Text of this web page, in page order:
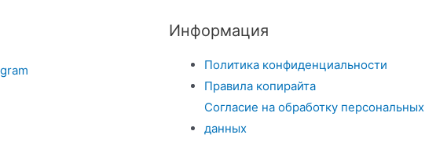
Информация
Политика конфиденциальности
Правила копирайта
Согласие на обработку персональных
данных